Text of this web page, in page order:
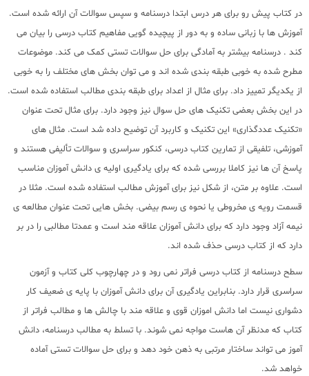
در کتاب پیش رو برای هر درس ابتدا درسنامه و سپس سوالات آن ارائه شده است.
آموزش ها با زبانی ساده و به دور از پیچیده گویی مفاهیم کتاب درسی را بیان می
کند . درسنامه بیشتر به آمادگی برای حل سوالات تستی کمک می کند. موضوعات
مطرح شده به خوبی طبقه بندی شده اند و می توان بخش های مختلف را به خوبی
از یکدیگر تمییز داد. برای مثال از اعداد برای طبقه بندی مطالب استفاده شده است.
در این بخش بعضی تکنیک های حل سوال نیز وجود دارد. برای مثال تحت عنوان
«تکنیک عددگذاری» این تکنیک و کاربرد آن توضیح داده شد است. مثال های
آموزشی، تلفیقی از تمارین کتاب درسی، کنکور سراسری و سوالات تألیفی هستند و
پاسخ آن ها نیز کاملا بررسی شده که برای یادگیری اولیه ی دانش آموزان مناسب
است. علاوه بر متن، از شکل نیز برای آموزش مطالب استفاده شده است. مثلا در
قسمت رویه ی مخروطی یا نحوه ی رسم بیضی. بخش هایی تحت عنوان مطالعه ی
نیمه آزاد وجود دارد که برای دانش آموزان علاقه مند است و عمدتا مطالبی را در بر
دارد که از کتاب درسی حذف شده اند.
سطح درسنامه از کتاب درسی فراتر نمی رود و در چهارچوب کلی کتاب و آزمون
سراسری قرار دارد. بنابراین یادگیری آن برای دانش آموزان با پایه ی ضعیف کار
دشواری نیست اما دانش اموزان قوی و علاقه مند با چالش ها و مطالب فراتر از
کتاب که مدنظر آن هاست مواجه نمی شوند. با تسلط به مطالب درسنامه، دانش
آموز می تواند ساختار مرتبی به ذهن خود دهد و برای حل سوالات تستی آماده
خواهد شد.